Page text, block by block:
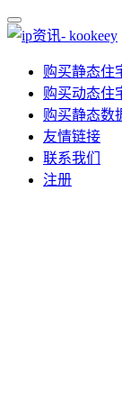
购买静态住
购买动态住
购买静态数
友情链接
联系我们
注册